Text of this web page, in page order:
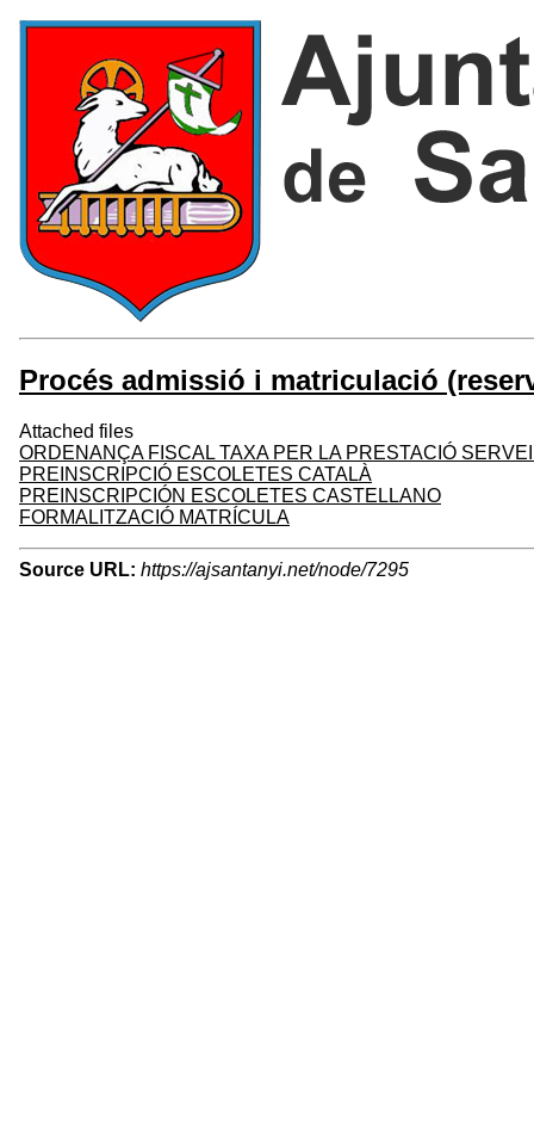
Procés admissió i matriculació
Attached files
ORDENANÇA FISCAL TAXA PER LA PRESTACIÓ
PREINSCRIPCIÓ ESCOLETES CATALÀ
PREINSCRIPCIÓN ESCOLETES CASTELLANO
FORMALITZACIÓ MATRÍCULA
Source URL: https://ajsantanyi.net/node/7295